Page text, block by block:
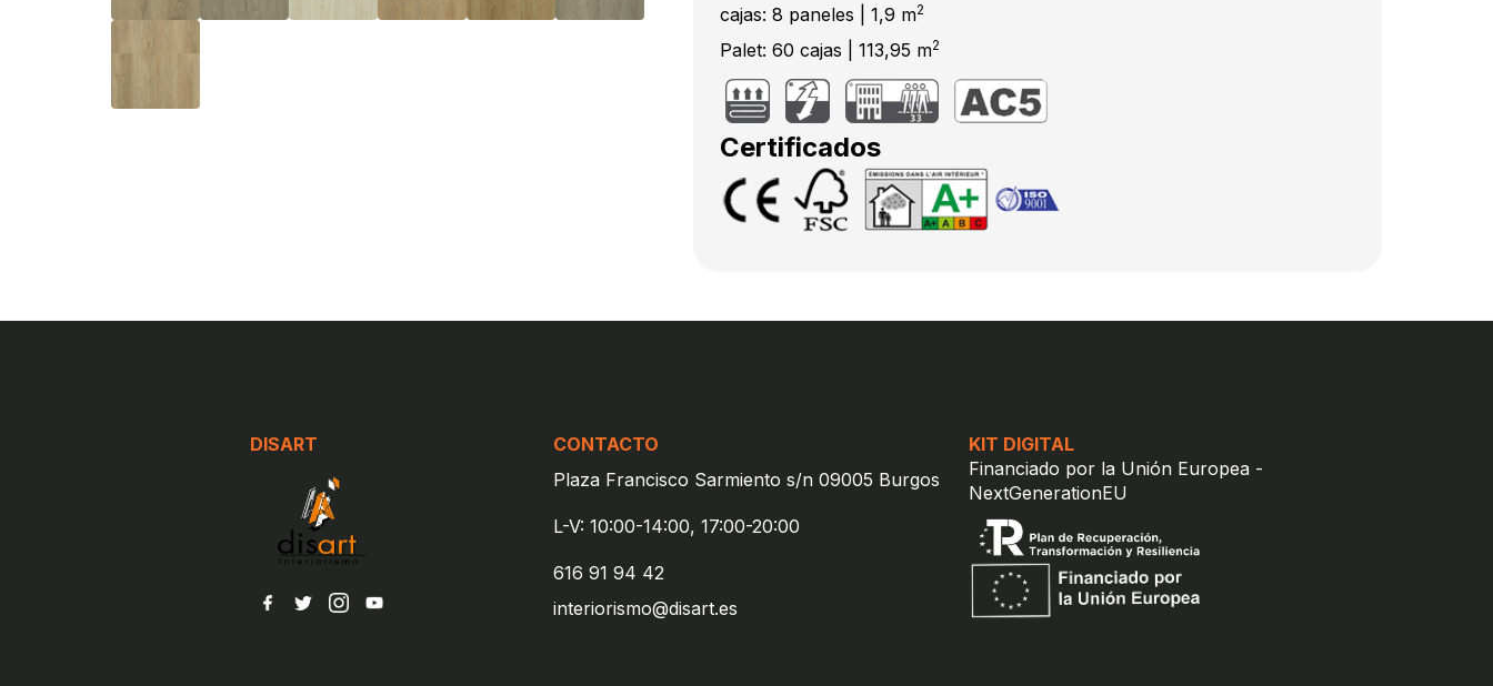
cajas: 8 paneles | 1,9 m2
Palet: 60 cajas | 113,95 m2
Certificados
DISART
CONTACTO
Plaza Francisco Sarmiento s/n 09005 Burgos
L-V: 10:00-14:00, 17:00-20:00
616 91 94 42
interiorismo@disart.es
KIT DIGITAL
Financiado por la Unión Europea -
NextGenerationEU